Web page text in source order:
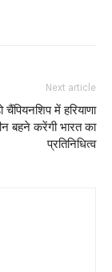
Next article
चैंपियनशिप में हरियाणा
बहने करेंगी भारत का
प्रतिनिधित्व